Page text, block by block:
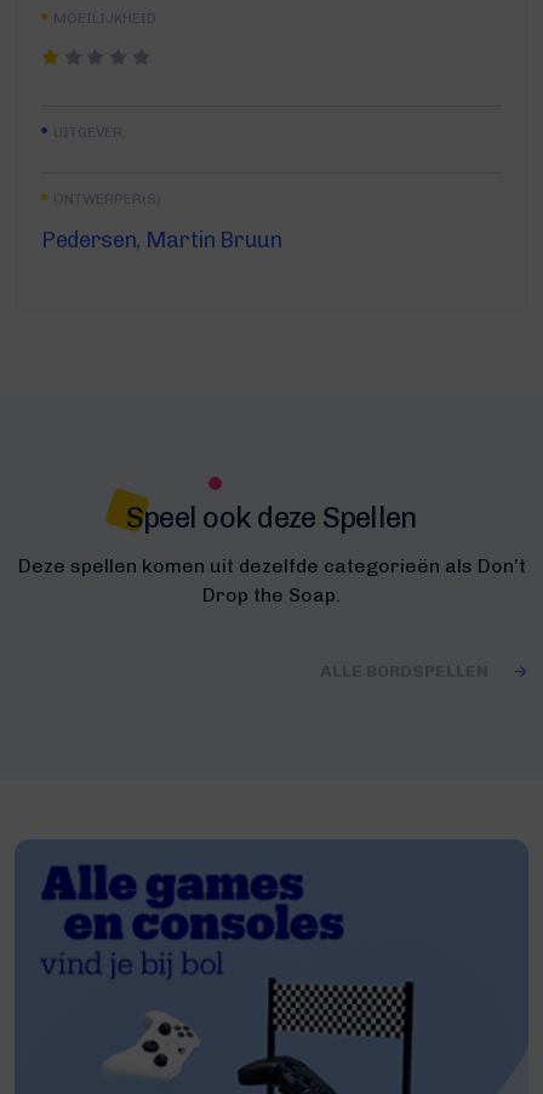
MOEILIJKHEID
UITGEVER:
ONTWERPER(S)
Pedersen, Martin Bruun
Speel ook deze Spellen
Deze spellen komen uit dezelfde categorieën als Don’t
Drop the Soap.